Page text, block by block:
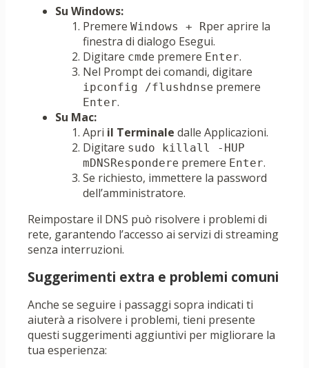
Su Windows:
Premere Windows + Rper aprire la
finestra di dialogo Esegui.
Digitare cmde premere Enter.
Nel Prompt dei comandi, digitare
ipconfig /flushdnse premere
Enter.
Su Mac:
Apri il Terminale dalle Applicazioni.
Digitare sudo killall -HUP
mDNSRespondere premere Enter.
Se richiesto, immettere la password
dell’amministratore.
Reimpostare il DNS può risolvere i problemi di
rete, garantendo l’accesso ai servizi di streaming
senza interruzioni.
Suggerimenti extra e problemi comuni
Anche se seguire i passaggi sopra indicati ti
aiuterà a risolvere i problemi, tieni presente
questi suggerimenti aggiuntivi per migliorare la
tua esperienza: